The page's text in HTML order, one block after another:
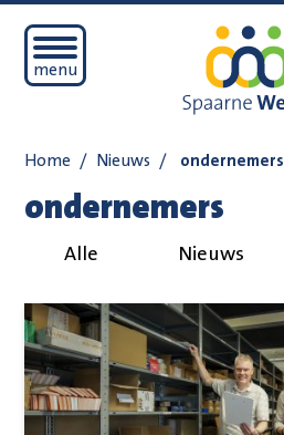
Open mobiel menu
menu
Home / Nieuws / ondernemers
ondernemers
Alle Nieuws